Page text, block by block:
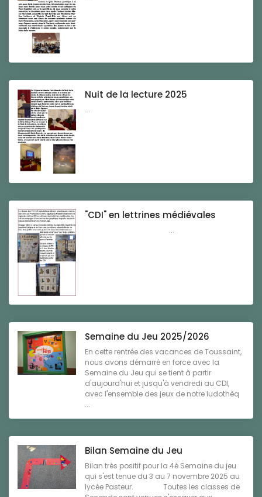
Nuit de la lecture 2025
...
"CDI" en lettrines médiévales
...
Semaine du Jeu 2025/2026
En cette rentrée des vacances de Toussaint,
nous avons démarré en force avec la
Semaine du Jeu qui se tient à partir
d'aujourd'hui et jusqu'à vendredi au CDI,
avec l'ensemble des jeux de notre ludothèq
...
Bilan Semaine du Jeu
Bilan très positif pour la 4è Semaine du jeu
qui s'est tenue du 3 au 7 novembre 2025 au
lycée Pasteur. Toutes les classes de